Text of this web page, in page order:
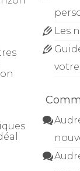
Les